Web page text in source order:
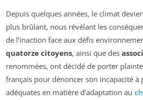
Depuis quelques années, le climat
plus brûlant, nous révélant les
de l’inaction face aux défis
quatorze citoyens, ainsi que des
renommées, ont décidé de porter plainte
français pour dénoncer son incapacité à
adéquates en matière d’adaptation au